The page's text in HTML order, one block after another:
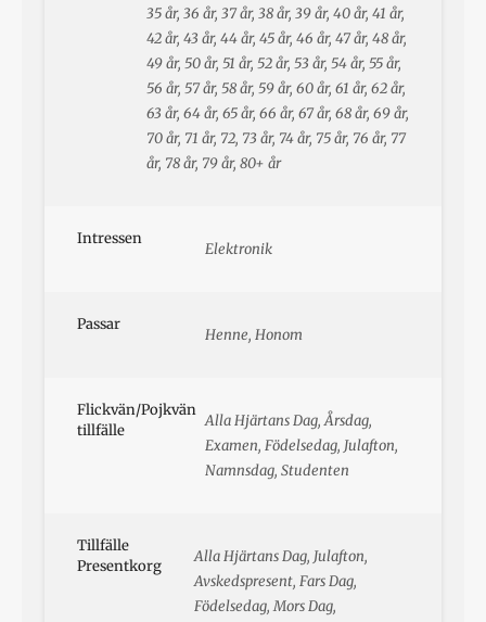
35 år, 36 år, 37 år, 38 år, 39 år, 40 år, 41 år,
42 år, 43 år, 44 år, 45 år, 46 år, 47 år, 48 år,
49 år, 50 år, 51 år, 52 år, 53 år, 54 år, 55 år,
56 år, 57 år, 58 år, 59 år, 60 år, 61 år, 62 år,
63 år, 64 år, 65 år, 66 år, 67 år, 68 år, 69 år,
70 år, 71 år, 72, 73 år, 74 år, 75 år, 76 år, 77
år, 78 år, 79 år, 80+ år
Intressen
Elektronik
Passar
Henne, Honom
Flickvän/Pojkvän
tillfälle
Alla Hjärtans Dag, Årsdag,
Examen, Födelsedag, Julafton,
Namnsdag, Studenten
Tillfälle
Presentkorg
Alla Hjärtans Dag, Julafton,
Avskedspresent, Fars Dag,
Födelsedag, Mors Dag,